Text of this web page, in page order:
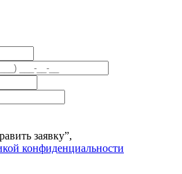
заявку”,
конфиденциальности